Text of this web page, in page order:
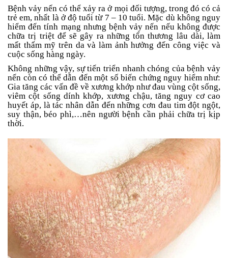
Dành
cho
bố
Đồ
dùng
trong
nhà
Tin
tức
Bệnh vảy nến có thể xảy ra ở mọi đối tượng, trong đó có cả
trẻ em, nhất là ở độ tuổi từ 7 – 10 tuổi. Mặc dù không nguy
hiểm đến tính mạng nhưng bệnh vảy nến nếu không được
chữa trị triệt để sẽ gây ra những tổn thương lâu dài, làm
mất thẩm mỹ trên da và làm ảnh hưởng đến công việc và
cuộc sống hàng ngày.
Không những vậy, sự tiến triển nhanh chóng của bệnh vảy
nến còn có thể dẫn đến một số biến chứng nguy hiểm như:
Gia tăng các vấn đề về xương khớp như đau vùng cột sống,
viêm cột sống dính khớp, xương chậu, tăng nguy cơ cao
huyết áp, là tác nhân dẫn đến những cơn đau tim đột ngột,
suy thận, béo phì,…nên người bệnh cần phải chữa trị kịp
thời.